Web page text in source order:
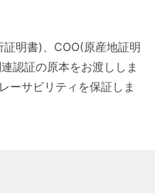
明書)、COO(原産地証明
認証の原本をお渡ししま
ーサビリティを保証しま